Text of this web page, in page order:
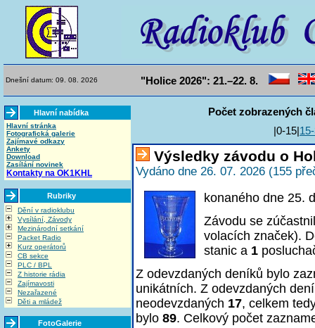
Dnešní datum: 09. 08. 2026 "Holice 2026": 21.–22. 8.
Hlavní nabídka
Hlavní stránka
Fotografická galerie
Zajímavé odkazy
Ankety
Download
Zasílání novinek
Kontakty na OK1KHL
Rubriky
Dění v radioklubu
Vysílání, Závody
Mezinárodní setkání
Packet Radio
Kurz operátorů
CB sekce
PLC / BPL
Z historie rádia
Zajímavosti
Nezařazené
Děti a mládež
FotoGalerie
Počet zobrazených
|0-15|
Výsledky závodu o
Vydáno dne 26. 07. 2026 (155
konaného dne 25.
Závodu se
volacích značek).
stanic a 1
Z odevzdaných deníků bylo
unikátních. Z odevzdaných
neodevzdaných 17, celkem
bylo 89. Celkový počet